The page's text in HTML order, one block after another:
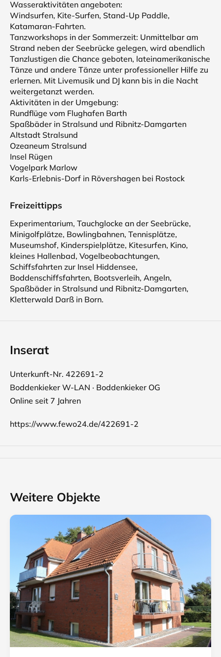
Wasseraktivitäten angeboten:
Windsurfen, Kite-Surfen, Stand-Up Paddle,
Katamaran-Fahrten.
Tanzworkshops in der Sommerzeit: Unmittelbar am
Strand neben der Seebrücke gelegen, wird abendlich
Tanzlustigen die Chance geboten, lateinamerikanische
Tänze und andere Tänze unter professioneller Hilfe zu
erlernen. Mit Livemusik und DJ kann bis in die Nacht
weitergetanzt werden.
Aktivitäten in der Umgebung:
Rundflüge vom Flughafen Barth
Spaßbäder in Stralsund und Ribnitz-Damgarten
Altstadt Stralsund
Ozeaneum Stralsund
Insel Rügen
Vogelpark Marlow
Karls-Erlebnis-Dorf in Rövershagen bei Rostock
Freizeittipps
Experimentarium, Tauchglocke an der Seebrücke,
Minigolfplätze, Bowlingbahnen, Tennisplätze,
Museumshof, Kinderspielplätze, Kitesurfen, Kino,
kleines Hallenbad, Vogelbeobachtungen,
Schiffsfahrten zur Insel Hiddensee,
Boddenschiffsfahrten, Bootsverleih, Angeln,
Spaßbäder in Stralsund und Ribnitz-Damgarten,
Kletterwald Darß in Born.
Inserat
Unterkunft-Nr. 422691-2
Boddenkieker W-LAN · Boddenkieker OG
Online seit 7 Jahren
https://www.fewo24.de/422691-2
Weitere Objekte